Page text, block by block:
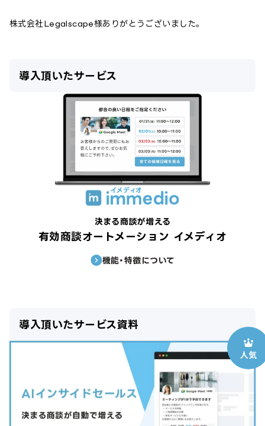
株式会社Legalscape様ありがとうございました。
導入頂いたサービス
決まる商談が増える
有効商談オートメーション イメディオ
機能・特徴について
導入頂いたサービス資料